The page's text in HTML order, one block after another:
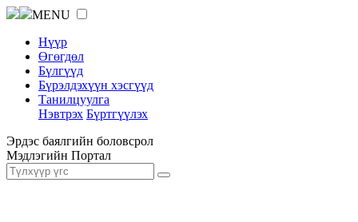
MENU
Нүүр
Өгөгдөл
Бүлгүүд
Бүрэлдэхүүн хэсгүүд
Танилцуулга
Нэвтрэх Бүртгүүлэх
Эрдэс баялгийн боловсрол
Мэдлэгийн Портал